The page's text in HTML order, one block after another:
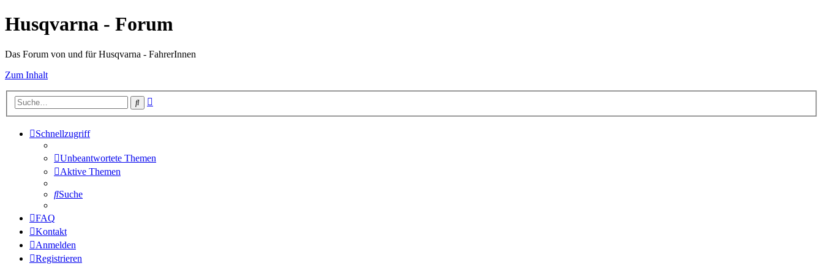
Husqvarna - Forum
Das Forum von und für Husqvarna - FahrerInnen
Zum Inhalt
Suche
Schnellzugriff
Unbeantwortete Themen
Aktive Themen
Suche
FAQ
Kontakt
Anmelden
Registrieren